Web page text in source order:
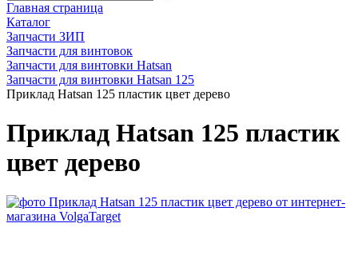
Главная страница
Каталог
Запчасти ЗИП
Запчасти для винтовок
Запчасти для винтовки Hatsan
Запчасти для винтовки Hatsan 125
Приклад Hatsan 125 пластик цвет дерево
Приклад Hatsan 125 пластик
цвет дерево